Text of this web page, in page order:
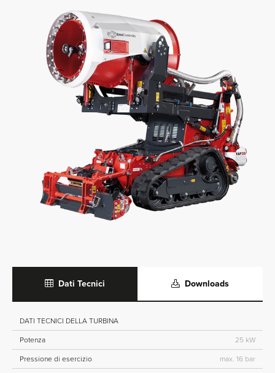
Dati Tecnici Downloads
DATI TECNICI DELLA TURBINA
Potenza 25 kW
Pressione di esercizio max. 16 bar